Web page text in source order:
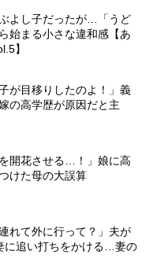
よし子だったが…「うど
始まる小さな違和感【あ
】
が目移りしたのよ！」義
の高学歴が原因だと主
開花させる…！」娘に高
けた母の大誤算
れて外に行って？」夫が
に追い打ちをかける…妻の